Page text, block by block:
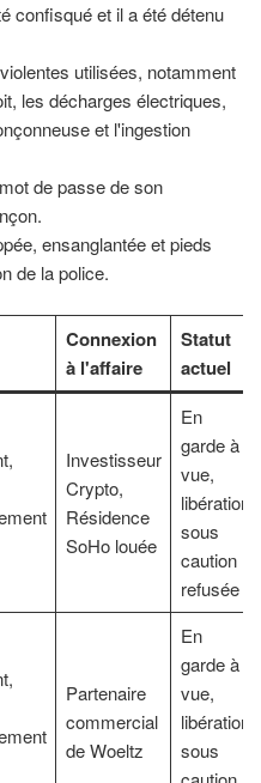
confisqué et il a été détenu
utilisées, notamment
les décharges électriques,
et l'ingestion
de passe de son
ensanglantée et pieds
de la police.
Connexion
à l'affaire
Statut
actuel
Investisseur
Crypto,
Résidence
SoHo louée
En
garde à
vue,
libération
sous
caution
refusée
Partenaire
commercial
de Woeltz
En
garde à
vue,
libération
sous